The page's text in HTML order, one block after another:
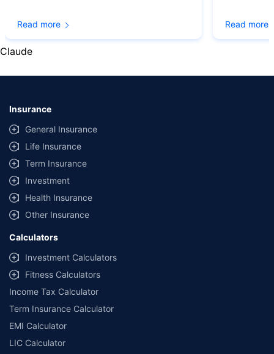
Read more Read more
Claude
Insurance
General Insurance
Life Insurance
Term Insurance
Investment
Health Insurance
Other Insurance
Calculators
Investment Calculators
Fitness Calculators
Income Tax Calculator
Term Insurance Calculator
EMI Calculator
LIC Calculator